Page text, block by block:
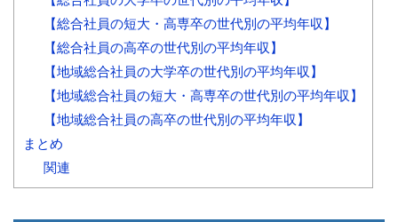
【総合社員の短大・高専卒の世代別の平均年収】
【総合社員の高卒の世代別の平均年収】
【地域総合社員の大学卒の世代別の平均年収】
【地域総合社員の短大・高専卒の世代別の平均年収】
【地域総合社員の高卒の世代別の平均年収】
まとめ
関連